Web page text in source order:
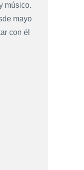
músico.
mayo
con él